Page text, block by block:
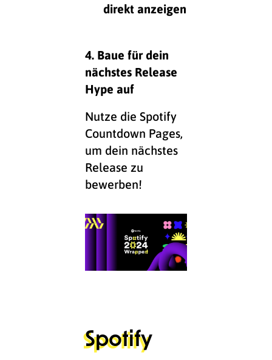
direkt anzeigen
4. Baue für dein
nächstes Release
Hype auf
Nutze die Spotify
Countdown Pages,
um dein nächstes
Release zu
bewerben!
Spotify